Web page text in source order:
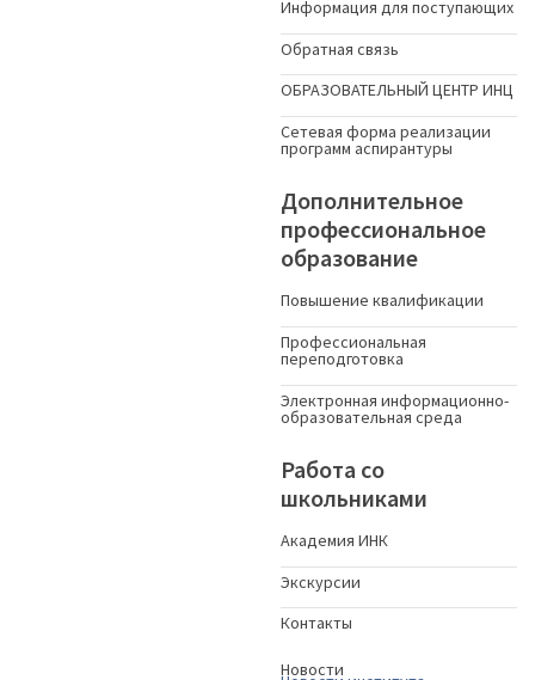
Информация для поступающих
Обратная связь
ОБРАЗОВАТЕЛЬНЫЙ ЦЕНТР ИНЦ
Сетевая форма реализации
программ аспирантуры
Дополнительное
профессиональное
образование
Повышение квалификации
Профессиональная
переподготовка
Электронная информационно-
образовательная среда
Работа со
школьниками
Академия ИНК
Экскурсии
Контакты
Новости